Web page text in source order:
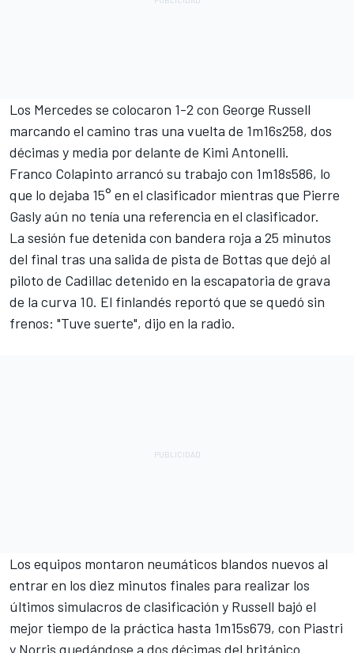
Los Mercedes se colocaron 1-2 con George Russell
marcando el camino tras una vuelta de 1m16s258, dos
décimas y media por delante de Kimi Antonelli.
Franco Colapinto arrancó su trabajo con 1m18s586, lo
que lo dejaba 15° en el clasificador mientras que Pierre
Gasly aún no tenía una referencia en el clasificador.
La sesión fue detenida con bandera roja a 25 minutos
del final tras una salida de pista de Bottas que dejó al
piloto de Cadillac detenido en la escapatoria de grava
de la curva 10. El finlandés reportó que se quedó sin
frenos: "Tuve suerte", dijo en la radio.
Los equipos montaron neumáticos blandos nuevos al
entrar en los diez minutos finales para realizar los
últimos simulacros de clasificación y Russell bajó el
mejor tiempo de la práctica hasta 1m15s679, con Piastri
y Norris quedándose a dos décimas del británico.